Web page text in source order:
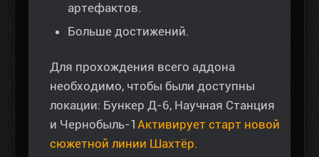
артефактов.
Больше достижений.
Для прохождения всего аддона
необходимо, чтобы были доступны
локации: Бункер Д-6, Научная Станция
и Чернобыль-1 Активирует старт новой
сюжетной линии Шахтёр.